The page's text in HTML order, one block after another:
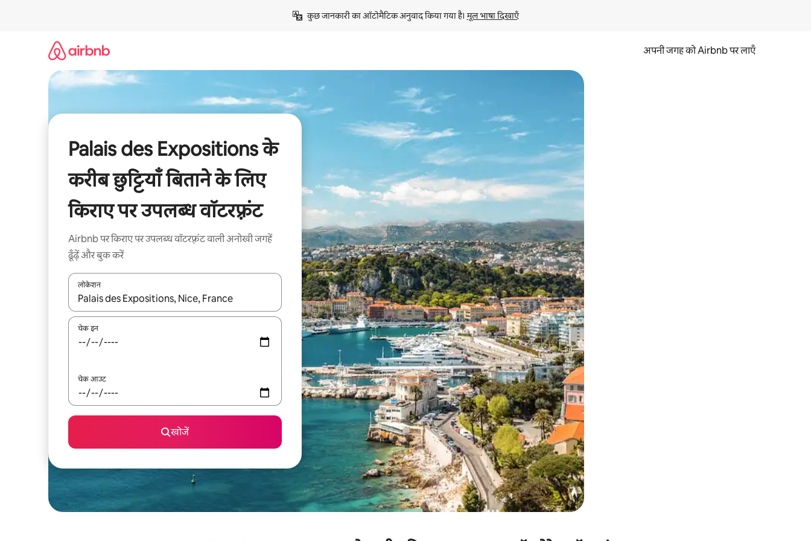
कुछ जानकारी का ऑटोमैटिक अनुवाद किया गया है। मूल भाषा दिखाएँ
अपनी जगह को Airbnb पर लाएँ
Palais des Expositions के
करीब छुट्टियाँ बिताने के लिए
किराए पर उपलब्ध वॉटरफ़्रंट
Airbnb पर किराए पर उपलब्ध वॉटरफ़्रंट वाली अनोखी जगहें
ढूँढ़ें और बुक करें
लोकेशन
नतीजों के उपलब्ध होने पर, अप और डाउन 'ऐरो की' का इस्तेमाल करके नेविगेट करें या टच या फिर स्वाइप जेस्चर का इस्तेमाल करके एक्सप्लोर करें।
चेक इन
चेक आउट
खोजें